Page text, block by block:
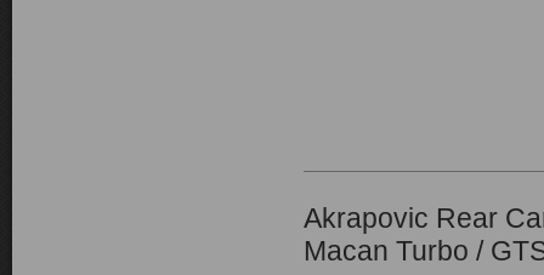
Akrapovic Rear
Macan Turbo /